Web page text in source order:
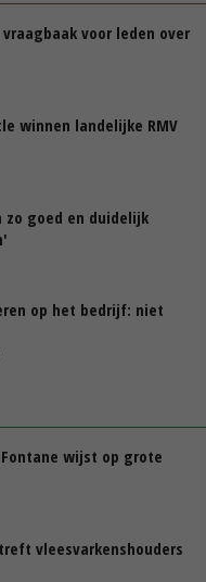
voor leden over
winnen landelijke RMV
goed en duidelijk
op het bedrijf: niet
wijst op grote
vleesvarkenshouders